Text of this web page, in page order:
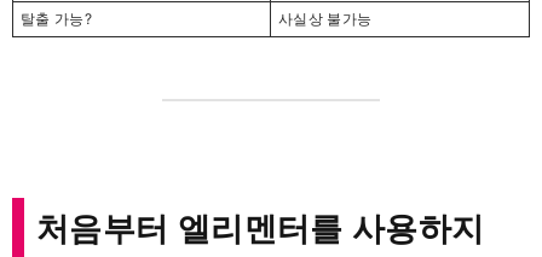
탈출 가능?
사실상 불가능
처음부터 엘리멘터를 사용하지